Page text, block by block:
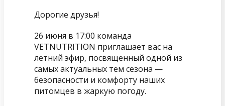
Дорогие друзья!
26 июня в 17:00 команда
VETNUTRITION приглашает вас на
летний эфир, посвященный одной из
самых актуальных тем сезона —
безопасности и комфорту наших
питомцев в жаркую погоду.